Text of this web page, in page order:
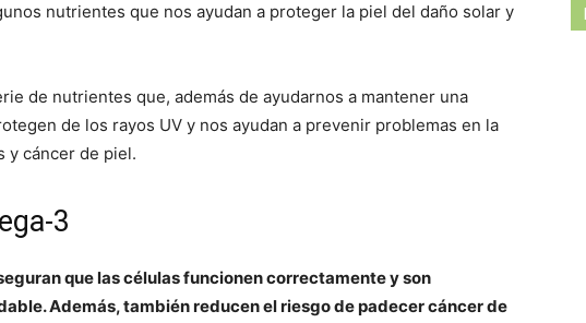
nutrientes que nos ayudan a proteger la piel del daño solar y
de nutrientes que, además de ayudarnos a mantener una
de los rayos UV y nos ayudan a prevenir problemas en la
y cáncer de piel.
3
que las células funcionen correctamente y son
Además, también reducen el riesgo de padecer cáncer de